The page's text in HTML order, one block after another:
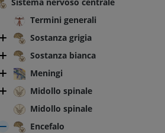
Termini generali
Sostanza grigia
Sostanza bianca
Meningi
Midollo spinale
Midollo spinale
Encefalo
TARSO-PIEDE
RMN dell’astragalo
PREMIUM
RMN dell’avampiede